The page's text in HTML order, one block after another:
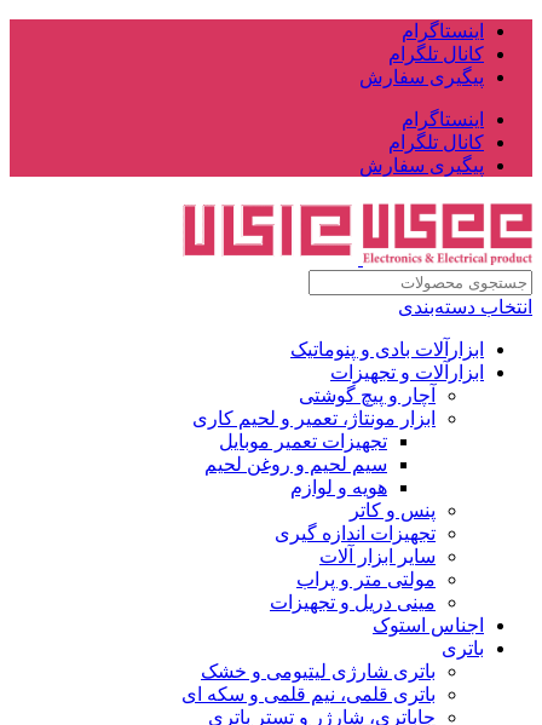
اینستاگرام
کانال تلگرام
پیگیری سفارش
اینستاگرام
کانال تلگرام
پیگیری سفارش
انتخاب دسته‌بندی
ابزارآلات بادی و پنوماتیک
ابزارآلات و تجهیزات
آچار و پیچ گوشتی
ابزار مونتاژ، تعمیر و لحیم کاری
تجهیزات تعمیر موبایل
سیم لحیم و روغن لحیم
هویه و لوازم
پنس و کاتر
تجهیزات اندازه گیری
سایر ابزار آلات
مولتی متر و پراب
مینی دریل و تجهیزات
اجناس استوک
باتری
باتری شارژی لیتیومی و خشک
باتری قلمی، نیم قلمی و سکه ای
جاباتری، شارژر و تستر باتری